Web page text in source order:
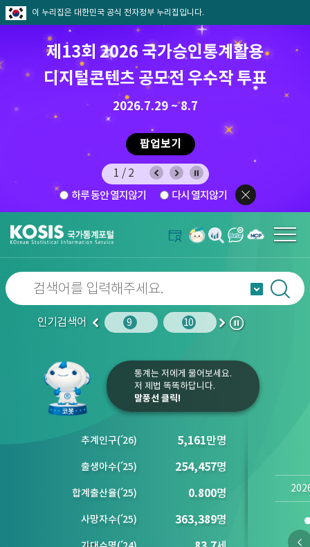
이 누리집은 대한민국 공식 전자정부 누리집입니다.
제13회 2026 국가승인통계활용
디지털콘텐츠 공모전 우수작 투표
2026.7.29 ~ 8.7
팝업보기
8.7.(금) ~ 8.21.(금)
1/2
하루 동안 열지않기 다시 열지않기
인기검색어
이
10 청소년 9 10 1
다
정
통계는 저에게 물어보세요.
저 제법 똑똑하답니다.
말풍선 클릭!
추계인구(´26) 5,161만명
출생아수(´25) 254,457명
합계출산율(´25) 0.800명
사망자수(´25) 363,389명